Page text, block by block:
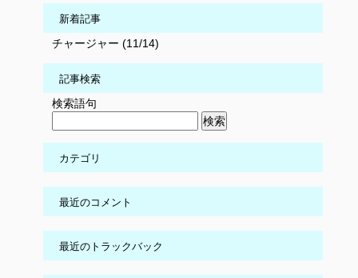
新着記事
チャージャー (11/14)
記事検索
検索語句
カテゴリ
最近のコメント
最近のトラックバック